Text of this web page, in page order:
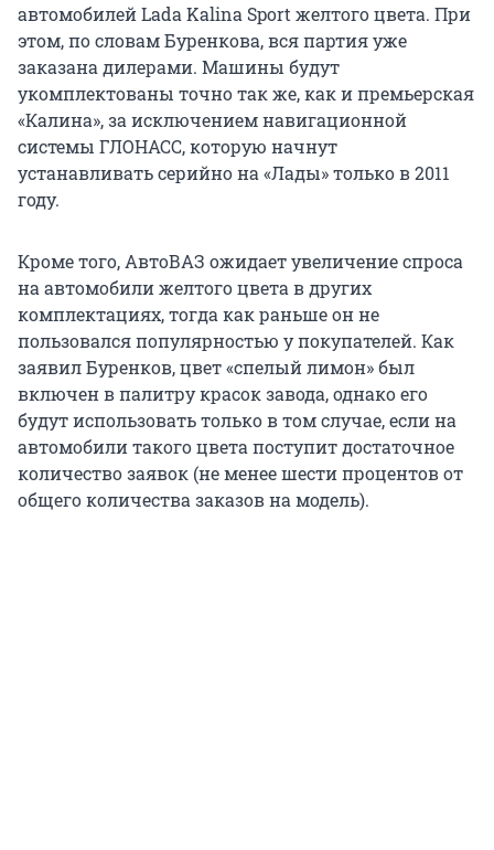
автомобилей Lada Kalina Sport желтого цвета. При
этом, по словам Буренкова, вся партия уже
заказана дилерами. Машины будут
укомплектованы точно так же, как и премьерская
«Калина», за исключением навигационной
системы ГЛОНАСС, которую начнут
устанавливать серийно на «Лады» только в 2011
году.
Кроме того, АвтоВАЗ ожидает увеличение спроса
на автомобили желтого цвета в других
комплектациях, тогда как раньше он не
пользовался популярностью у покупателей. Как
заявил Буренков, цвет «спелый лимон» был
включен в палитру красок завода, однако его
будут использовать только в том случае, если на
автомобили такого цвета поступит достаточное
количество заявок (не менее шести процентов от
общего количества заказов на модель).